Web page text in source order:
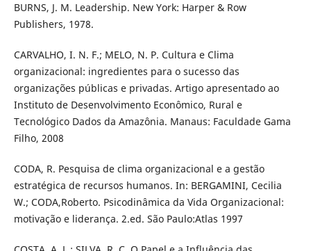
BURNS, J. M. Leadership. New York: Harper & Row
Publishers, 1978.
CARVALHO, I. N. F.; MELO, N. P. Cultura e Clima
organizacional: ingredientes para o sucesso das
organizações públicas e privadas. Artigo apresentado ao
Instituto de Desenvolvimento Econômico, Rural e
Tecnológico Dados da Amazônia. Manaus: Faculdade Gama
Filho, 2008
CODA, R. Pesquisa de clima organizacional e a gestão
estratégica de recursos humanos. In: BERGAMINI, Cecilia
W.; CODA,Roberto. Psicodinâmica da Vida Organizacional:
motivação e liderança. 2.ed. São Paulo:Atlas 1997